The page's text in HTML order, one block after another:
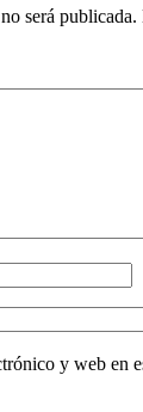
será publicada.
y web en